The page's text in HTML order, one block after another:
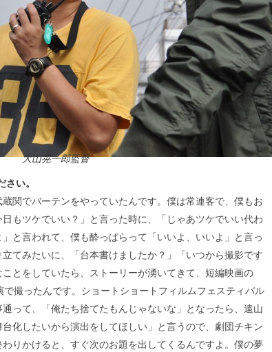
大山晃一郎監督
い。
関でバーテンをやっていたんです。僕は常連客で、僕もお
もツケでいい？」と言った時に、「じゃあツケでいい代わ
と言われて、僕も酔っぱらって「いいよ、いいよ」と言っ
てみたいに、「台本書けましたか？」「いつから撮影です
とをしていたら、ストーリーが湧いてきて、短編映画の
で撮ったんです。ショートショートフィルムフェスティバル
って、「俺たち捨てたもんじゃないな」となったら、遠山
化したいから演出をしてほしい」と言うので、劇団チキン
りかけると、すぐ次のお題を出してくるんですよ。僕の夢